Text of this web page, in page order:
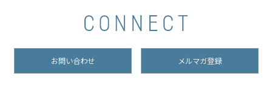
お問い合わせ メルマガ登録